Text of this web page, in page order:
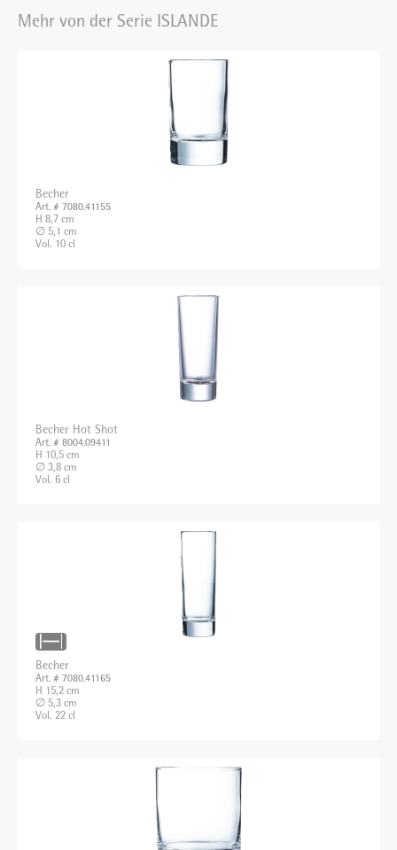
Mehr von der Serie ISLANDE
Becher
Art. # 7080.41155
H 8,7 cm
∅ 5,1 cm
Vol. 10 cl
Becher Hot Shot
Art. # 8004.09411
H 10,5 cm
∅ 3,8 cm
Vol. 6 cl
Becher
Art. # 7080.41165
H 15,2 cm
∅ 5,3 cm
Vol. 22 cl